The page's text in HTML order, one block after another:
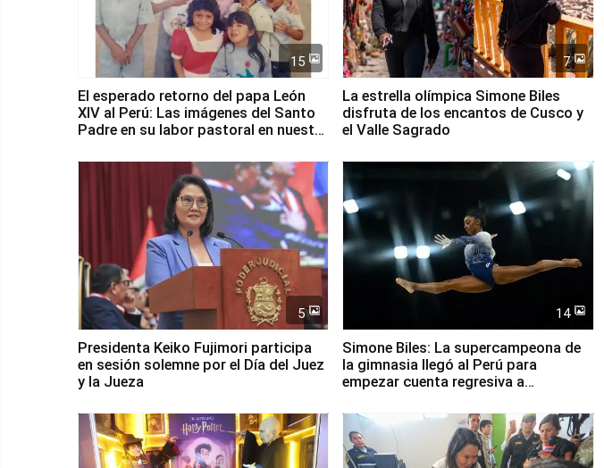
15
El esperado retorno del papa León
XIV al Perú: Las imágenes del Santo
Padre en su labor pastoral en nuestro
7
La estrella olímpica Simone Biles
disfruta de los encantos de Cusco y
el Valle Sagrado
5
Presidenta Keiko Fujimori participa
en sesión solemne por el Día del Juez
y la Jueza
14
Simone Biles: La supercampeona de
la gimnasia llegó al Perú para
empezar cuenta regresiva a